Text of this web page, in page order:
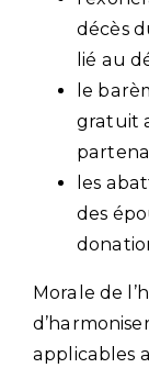
décès
lié au
le
gratuit
les
des
Morale de
applicables